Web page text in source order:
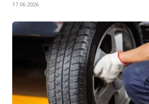
17.06.2026